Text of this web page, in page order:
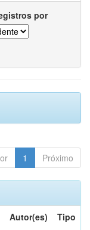
por
1 Próximo
Autor(es) Tipo